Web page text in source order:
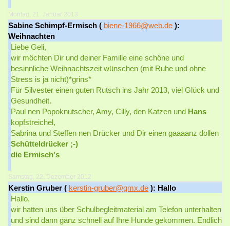
Montag, 21. Januar 2013
Sabine Schimpf-Ermisch ( biene-1966@web.de ):
Weihnachten
Liebe Geli,
wir möchten Dir und deiner Familie eine schöne und
besinnliche Weihnachtszeit wünschen (mit Ruhe und ohne
Stress is ja nicht)*grins*
Für Silvester einen guten Rutsch ins Jahr 2013, viel Glück und
Gesundheit.
Paul nen Popoknutscher, Amy, Cilly, den Katzen und Hans
kopfstreichel,
Sabrina und Steffen nen Drücker und Dir einen gaaaanz dollen
Schütteldrücker ;-)
die Ermisch's
Samstag, 22. Dezember 2012
Kerstin Gruber ( kerstin-gruber@gmx.de ): Hallo
Hallo,
wir hatten uns über Schulbegleitmaterial am Telefon unterhalten
und sind dann ganz schnell auf Ihre Hunde gekommen. Endlich